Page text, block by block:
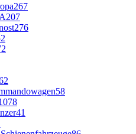
267
207
276
58
41